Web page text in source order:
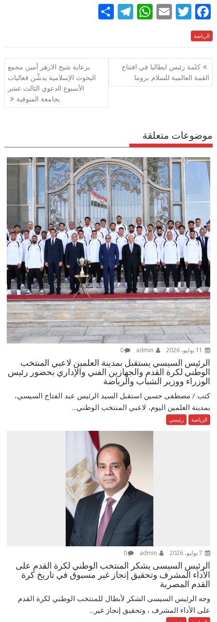
F
ac
e
b
o
o
T
itt
er
E
ai
l
W
at
s
A
p
T
e
gr
m
ar
e
الرياضة
تصفّح
المقالات
كلمة رئيس ايطاليا في افتتاح
القمة العالمية للسلام بروما
برعاية شيخ الازهر أمين مجمع
البحوث الإسلامية يدشِّن فعاليات
الأسبوع الدعوي الثالث عشر
بجامعة المنوفية
موضوعات متعلقة
0
الرئيس السيسي يستقبل بمدينة العلمين لاعبي المنتخب
الوطني لكرة القدم والجهازين الفني والإداري بحضور رئيس
الوزراء ووزير الشباب والرياضة
كتب / مصطفى حسين استقبل السيد الرئيس عبد الفتاح السيسي،
بمدينة العلمين اليوم، لاعبي المنتخب الوطني...
الرياضة رئيسي
0
الرئيس السيسى يشكر المنتخب الوطني لكرة القدم على
الأداء المشرف وتحقيق إنجاز غير مسبوق في تاريخ كرة
القدم المصرية
وجه الرئيس السيسى الشكر لأبطال للمنتخب الوطني لكرة القدم
على الأداء المشرف ، وتحقيق إنجاز غير...